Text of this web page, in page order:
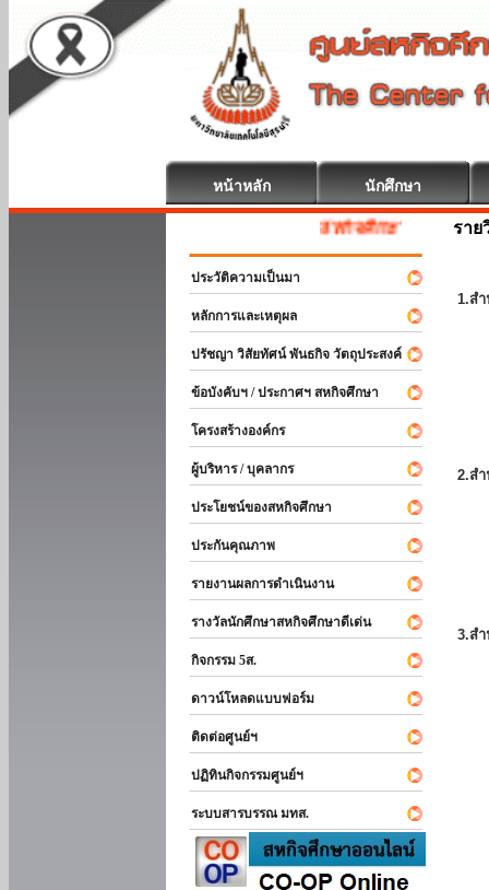
หน้าหลัก นักศึกษา
สหกิจศึกษา ยินดีต้อนรับ
ประวัติความเป็นมา
หลักการและเหตุผล
ปรัชญา วิสัยทัศน์ พันธกิจ วัตถุประสงค์
ข้อบังคับฯ / ประกาศฯ สหกิจศึกษา
โครงสร้างองค์กร
ผู้บริหาร / บุคลากร
ประโยชน์ของสหกิจศึกษา
ประกันคุณภาพ
รายงานผลการดำเนินงาน
รางวัลนักศึกษาสหกิจศึกษาดีเด่น
กิจกรรม 5ส.
ดาวน์โหลดแบบฟอร์ม
ติดต่อศูนย์ฯ
ปฏิทินกิจกรรมศูนย์ฯ
ระบบสารบรรณ มทส.
ราย
1.ส
2.ส
3.ส